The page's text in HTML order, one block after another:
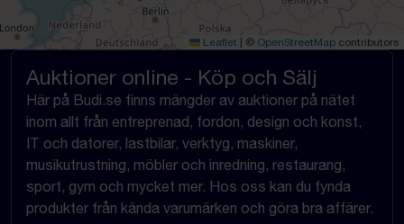
Leaflet © OpenStreetMap contributors
Auktioner online - Köp och Sälj
Här på Budi.se finns mängder av auktioner på nätet
inom allt från entreprenad, fordon, design och konst,
IT och datorer, lastbilar, verktyg, maskiner,
musikutrustning, möbler och inredning, restaurang,
sport, gym och mycket mer. Hos oss kan du fynda
produkter från kända varumärken och göra bra affärer.